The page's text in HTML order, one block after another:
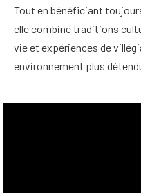
Tout en bénéficiant
elle combine traditions
vie et expériences de
environnement plus